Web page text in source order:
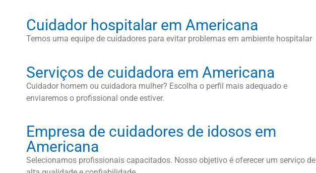
Cuidador hospitalar em Americana
Temos uma equipe de cuidadores para evitar problemas em ambiente hospitalar
Serviços de cuidadora em Americana
Cuidador homem ou cuidadora mulher? Escolha o perfil mais adequado e
enviaremos o profissional onde estiver.
Empresa de cuidadores de idosos em
Americana
Selecionamos profissionais capacitados. Nosso objetivo é oferecer um serviço de